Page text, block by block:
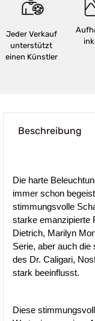
Jeder Verkauf
unterstützt
einen Künstler
Beschreibung
Die harte
immer schon
stimmungsvolle
starke emanzipierte
Dietrich, Marilyn
Serie, aber auch
des Dr. Caligari,
stark beeinflusst.
Diese